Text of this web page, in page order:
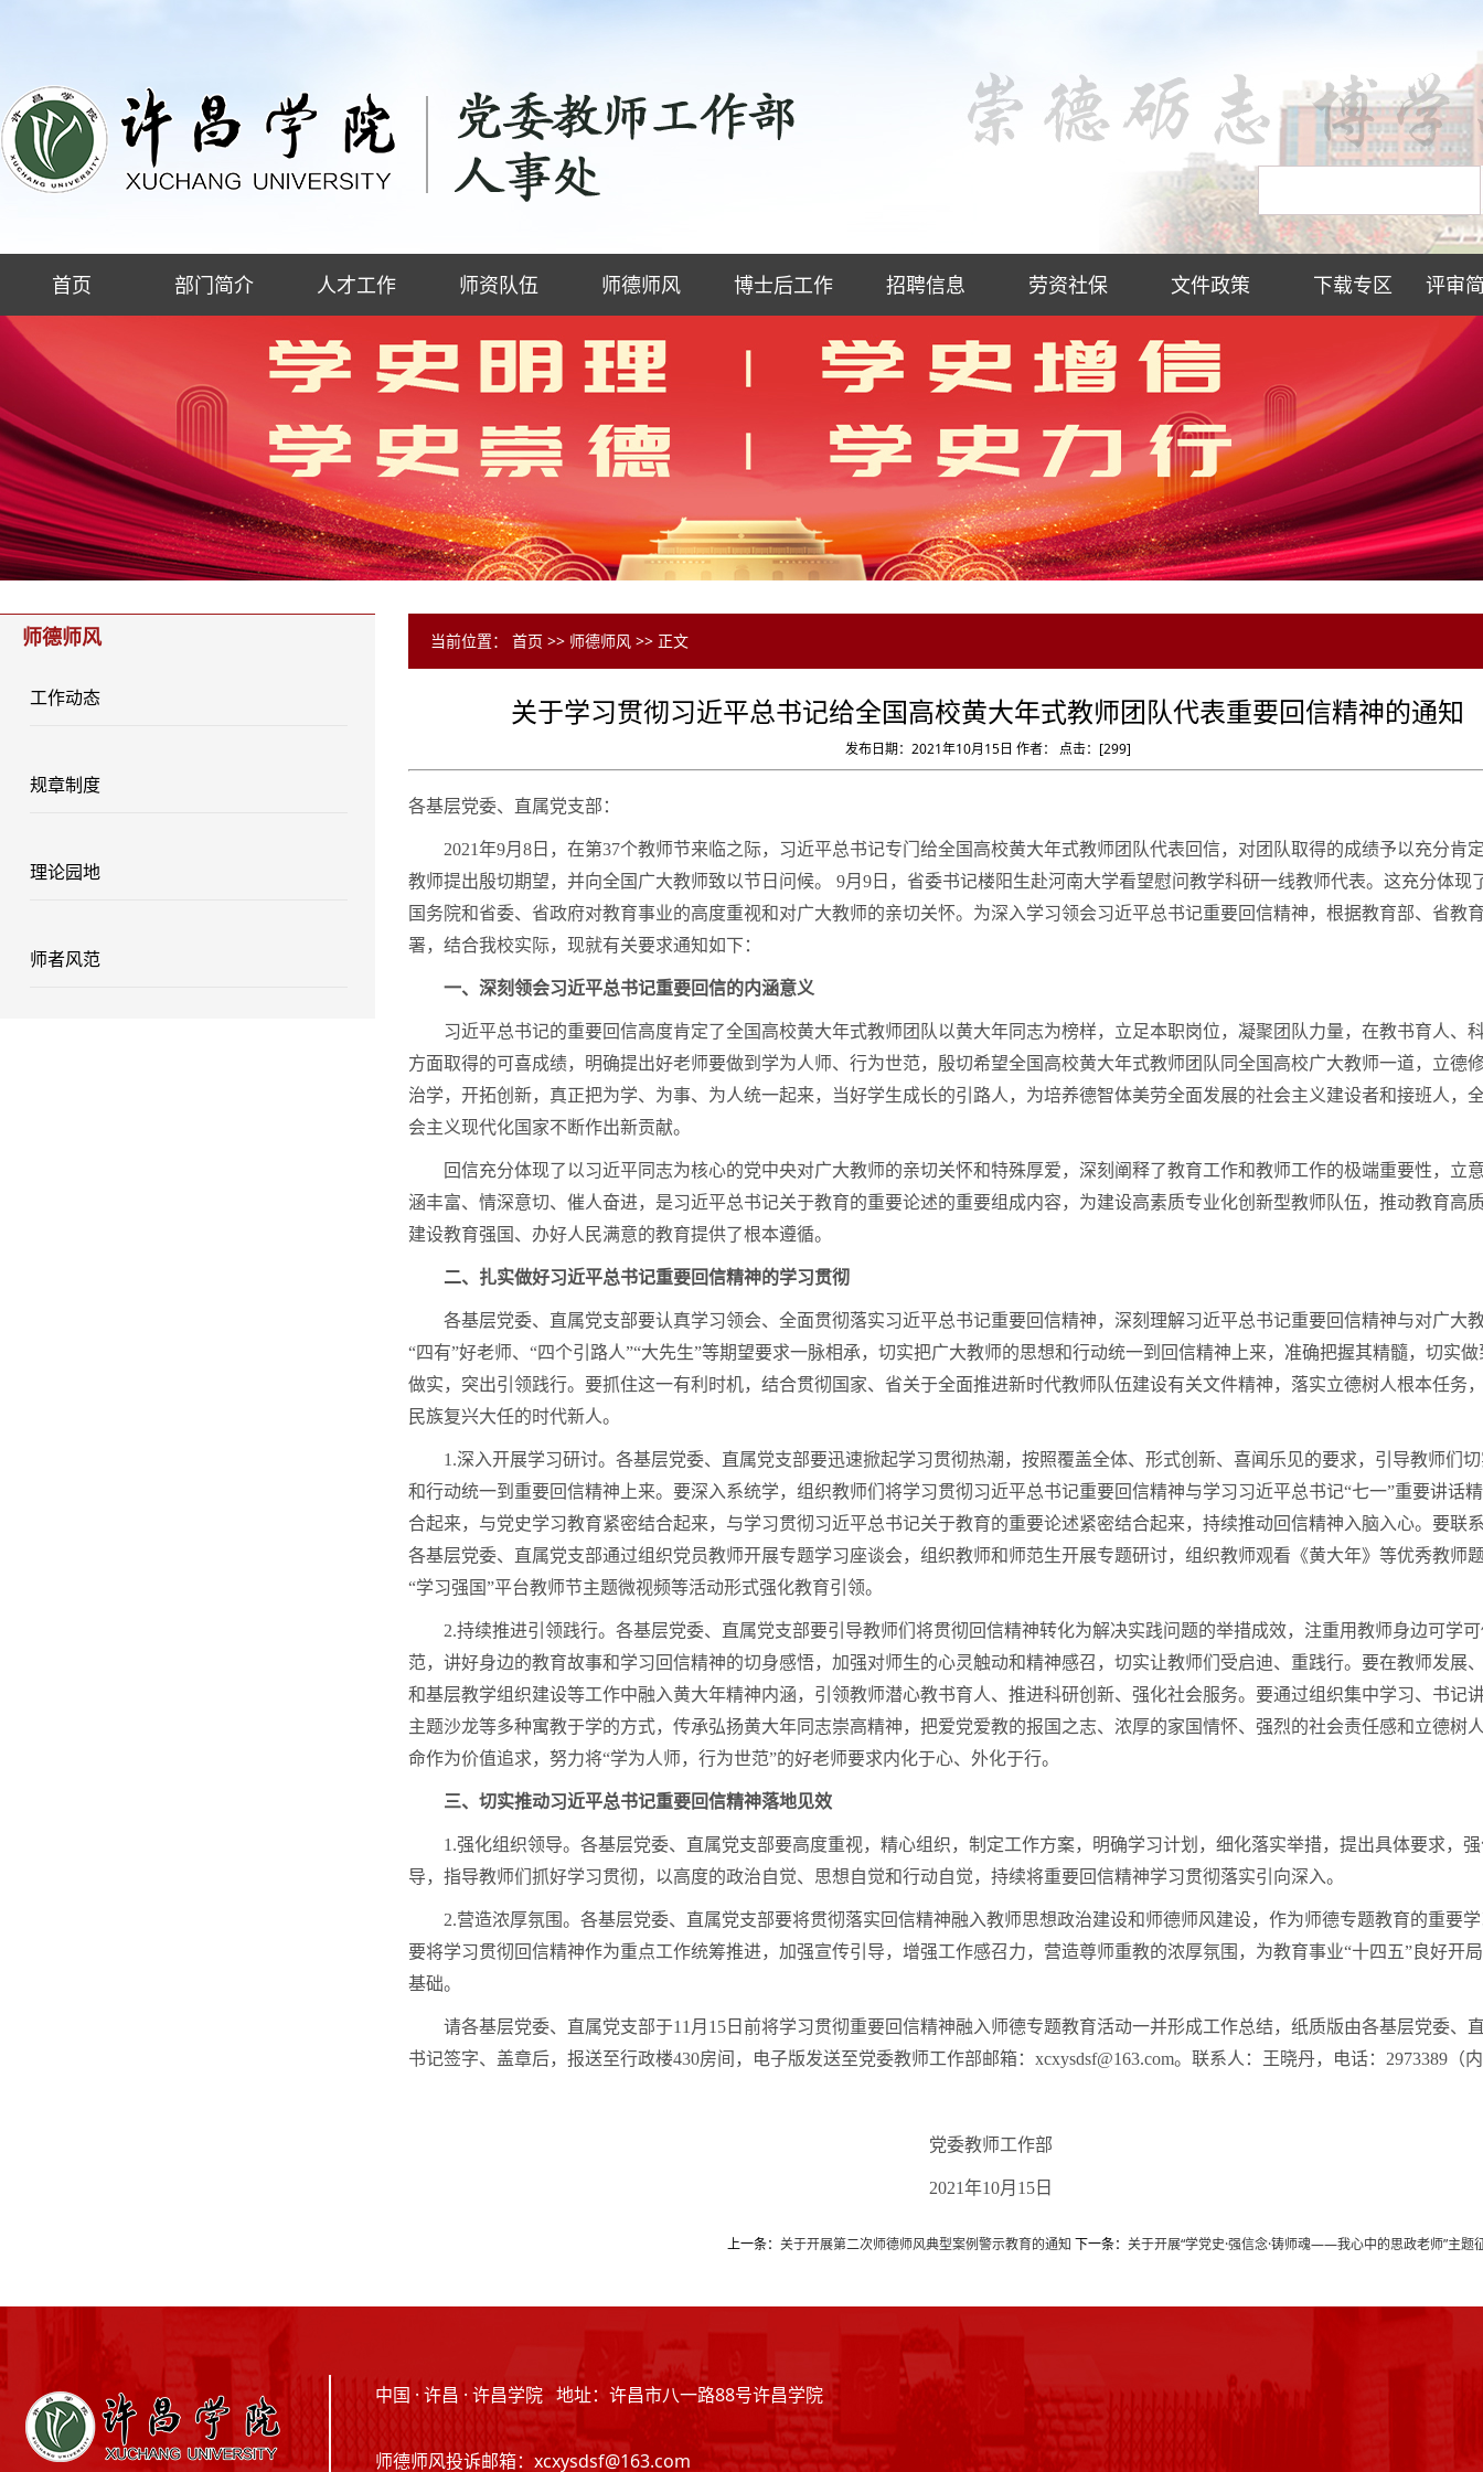
首页 部门简介 人才工作 师资队伍 师德师风 博士后工作 招聘信息 劳资社保 文件政策 下载专区 评审
师德师风
工作动态
规章制度
理论园地
师者风范
当前位置： 首页 >> 师德师风 >> 正文
关于学习贯彻习近平总书记给全国高校黄大年式教师团队代表重要回信精神的通知
发布日期：2021年10月15日 作者： 点击：[299]
各基层党委、直属党支部：
2021年9月8日，在第37个教师节来临之际，习近平总书记专门给全国高校黄大年式教师团队代表回信，对团队取得的成绩予以充分肯
教师提出殷切期望，并向全国广大教师致以节日问候。 9月9日，省委书记楼阳生赴河南大学看望慰问教学科研一线教师代表。这充分体现
国务院和省委、省政府对教育事业的高度重视和对广大教师的亲切关怀。为深入学习领会习近平总书记重要回信精神，根据教育部、省教
署，结合我校实际，现就有关要求通知如下：
一、深刻领会习近平总书记重要回信的内涵意义
习近平总书记的重要回信高度肯定了全国高校黄大年式教师团队以黄大年同志为榜样，立足本职岗位，凝聚团队力量，在教书育人、
方面取得的可喜成绩，明确提出好老师要做到学为人师、行为世范，殷切希望全国高校黄大年式教师团队同全国高校广大教师一道，立德
治学，开拓创新，真正把为学、为事、为人统一起来，当好学生成长的引路人，为培养德智体美劳全面发展的社会主义建设者和接班人，
会主义现代化国家不断作出新贡献。
回信充分体现了以习近平同志为核心的党中央对广大教师的亲切关怀和特殊厚爱，深刻阐释了教育工作和教师工作的极端重要性，立
涵丰富、情深意切、催人奋进，是习近平总书记关于教育的重要论述的重要组成内容，为建设高素质专业化创新型教师队伍，推动教育高
建设教育强国、办好人民满意的教育提供了根本遵循。
二、扎实做好习近平总书记重要回信精神的学习贯彻
各基层党委、直属党支部要认真学习领会、全面贯彻落实习近平总书记重要回信精神，深刻理解习近平总书记重要回信精神与对广大
“四有”好老师、“四个引路人”“大先生”等期望要求一脉相承，切实把广大教师的思想和行动统一到回信精神上来，准确把握其精髓，切实
做实，突出引领践行。要抓住这一有利时机，结合贯彻国家、省关于全面推进新时代教师队伍建设有关文件精神，落实立德树人根本任务
民族复兴大任的时代新人。
1.深入开展学习研讨。各基层党委、直属党支部要迅速掀起学习贯彻热潮，按照覆盖全体、形式创新、喜闻乐见的要求，引导教师们
和行动统一到重要回信精神上来。要深入系统学，组织教师们将学习贯彻习近平总书记重要回信精神与学习习近平总书记“七一”重要讲话
合起来，与党史学习教育紧密结合起来，与学习贯彻习近平总书记关于教育的重要论述紧密结合起来，持续推动回信精神入脑入心。要联
各基层党委、直属党支部通过组织党员教师开展专题学习座谈会，组织教师和师范生开展专题研讨，组织教师观看《黄大年》等优秀教师
“学习强国”平台教师节主题微视频等活动形式强化教育引领。
2.持续推进引领践行。各基层党委、直属党支部要引导教师们将贯彻回信精神转化为解决实践问题的举措成效，注重用教师身边可学
范，讲好身边的教育故事和学习回信精神的切身感悟，加强对师生的心灵触动和精神感召，切实让教师们受启迪、重践行。要在教师发展
和基层教学组织建设等工作中融入黄大年精神内涵，引领教师潜心教书育人、推进科研创新、强化社会服务。要通过组织集中学习、书记
主题沙龙等多种寓教于学的方式，传承弘扬黄大年同志崇高精神，把爱党爱教的报国之志、浓厚的家国情怀、强烈的社会责任感和立德树
命作为价值追求，努力将“学为人师，行为世范”的好老师要求内化于心、外化于行。
三、切实推动习近平总书记重要回信精神落地见效
1.强化组织领导。各基层党委、直属党支部要高度重视，精心组织，制定工作方案，明确学习计划，细化落实举措，提出具体要求，
导，指导教师们抓好学习贯彻，以高度的政治自觉、思想自觉和行动自觉，持续将重要回信精神学习贯彻落实引向深入。
2.营造浓厚氛围。各基层党委、直属党支部要将贯彻落实回信精神融入教师思想政治建设和师德师风建设，作为师德专题教育的重要
要将学习贯彻回信精神作为重点工作统筹推进，加强宣传引导，增强工作感召力，营造尊师重教的浓厚氛围，为教育事业“十四五”良好开
基础。
请各基层党委、直属党支部于11月15日前将学习贯彻重要回信精神融入师德专题教育活动一并形成工作总结，纸质版由各基层党委、
书记签字、盖章后，报送至行政楼430房间，电子版发送至党委教师工作部邮箱：xcxysdsf@163.com。联系人：王晓丹，电话：2973389（
党委教师工作部
2021年10月15日
上一条： 关于开展第二次师德师风典型案例警示教育的通知 下一条： 关于开展“学党史·强信念·铸师魂——我心中的思政老师”主题
中国 · 许昌 · 许昌学院 地址：许昌市八一路88号许昌学院
师德师风投诉邮箱：xcxysdsf@163.com